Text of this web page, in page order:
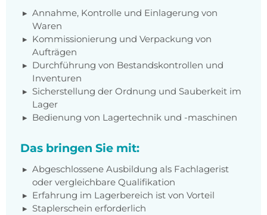
Annahme, Kontrolle und Einlagerung von
Waren
Kommissionierung und Verpackung von
Aufträgen
Durchführung von Bestandskontrollen und
Inventuren
Sicherstellung der Ordnung und Sauberkeit im
Lager
Bedienung von Lagertechnik und -maschinen
Das bringen Sie mit:
Abgeschlossene Ausbildung als Fachlagerist
oder vergleichbare Qualifikation
Erfahrung im Lagerbereich ist von Vorteil
Staplerschein erforderlich